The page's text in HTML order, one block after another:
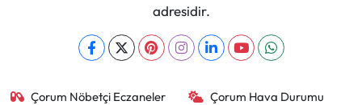
adresidir.
Çorum Nöbetçi Eczaneler Çorum Hava Durumu